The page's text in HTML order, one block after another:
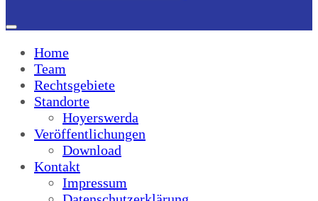
Home
Team
Rechtsgebiete
Standorte
Hoyerswerda
Veröffentlichungen
Download
Kontakt
Impressum